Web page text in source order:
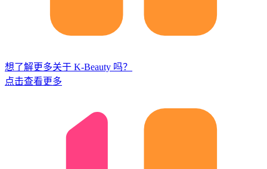
想了解更多关于 K-Beauty 吗？
点击查看更多